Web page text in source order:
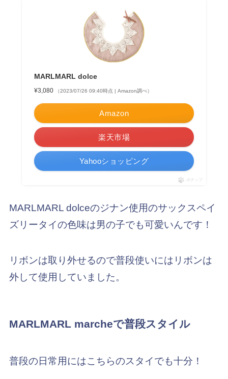
MARLMARL dolce
¥3,080 （2023/07/26 09:40時点 | Amazon調べ）
Amazon
楽天市場
Yahooショッピング
ポチップ
MARLMARL dolceのジナン使用のサックスペイ
ズリータイの色味は男の子でも可愛いんです！
リボンは取り外せるので普段使いにはリボンは
外して使用していました。
MARLMARL marcheで普段スタイル
普段の日常用にはこちらのスタイでも十分！